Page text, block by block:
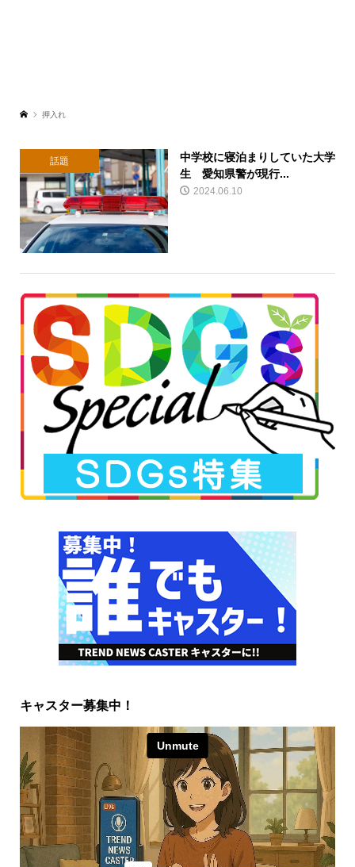
押入れ
話題
中学校に寝泊まりしていた大学
生 愛知県警が現行...
2024.06.10
キャスター募集中！